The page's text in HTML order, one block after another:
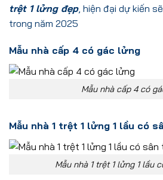
trệt 1 lửng đẹp, hiện đại dự kiến
trong năm 2025
Mẫu nhà cấp 4 có gác lửng
Mẫu nhà cấp 4 có
Mẫu nhà 1 trệt 1 lửng 1 lầu có
Mẫu nhà 1 trệt 1 lửng 1 lầu